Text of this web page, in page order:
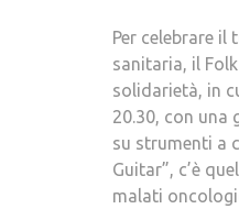
Per celebrare
sanitaria, il
solidarietà, in
20.30, con una
su strumenti a
Guitar”, c’è
malati